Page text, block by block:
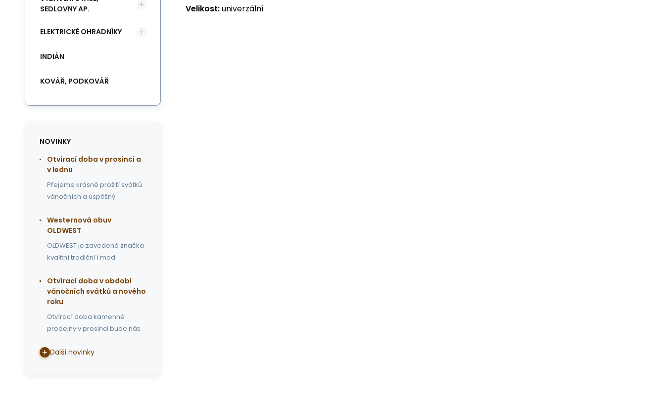
Velikost:univerzální
SEDLOVNY AP.
ELEKTRICKÉ OHRADNÍKY
INDIÁN
KOVÁŘ, PODKOVÁŘ
NOVINKY
Otvírací doba v prosinci a
v lednu
Přejeme krásné prožití svátků
vánočních a úspěšný
Westernová obuv
OLDWEST
OLDWEST je zavedená značka
kvalitní tradiční i mod
Otvírací doba v období
vánočních svátků a nového
roku
Otvírací doba kamenné
prodejny v prosinci bude nás
Další novinky